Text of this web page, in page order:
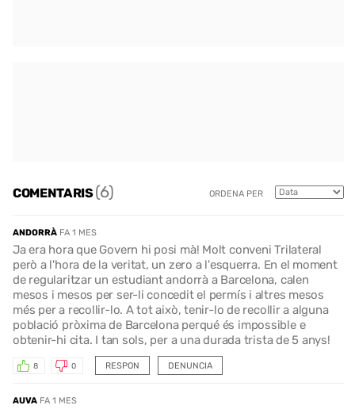
COMENTARIS(6) ORDENA PER
ANDORRÀ FA 1 MES
Ja era hora que Govern hi posi mà! Molt conveni Trilateral
però a l'hora de la veritat, un zero a l'esquerra. En el moment
de regularitzar un estudiant andorrà a Barcelona, calen
mesos i mesos per ser-li concedit el permís i altres mesos
més per a recollir-lo. A tot això, tenir-lo de recollir a alguna
població pròxima de Barcelona perqué és impossible e
obtenir-hi cita. I tan sols, per a una durada trista de 5 anys!
RESPON
8 0 DENUNCIA
AUVA FA 1 MES